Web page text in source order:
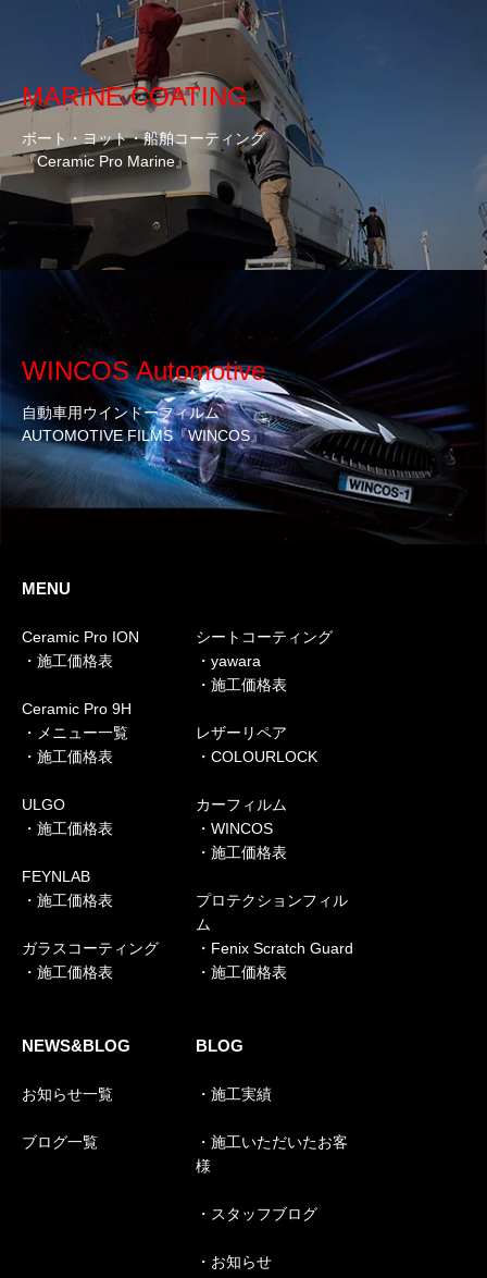
MARINE COATING
ボート・ヨット・船舶コーティング
『Ceramic Pro Marine』
WINCOS Automotive
自動車用ウインドーフィルム
AUTOMOTIVE FILMS『WINCOS』
MENU
Ceramic Pro ION
・施工価格表
Ceramic Pro 9H
・メニュー一覧
・施工価格表
ULGO
・施工価格表
FEYNLAB
・施工価格表
ガラスコーティング
・施工価格表
シートコーティング
・yawara
・施工価格表
レザーリペア
・COLOURLOCK
カーフィルム
・WINCOS
・施工価格表
プロテクションフィル
ム
・Fenix Scratch Guard
・施工価格表
NEWS&BLOG
お知らせ一覧
ブログ一覧
BLOG
・施工実績
・施工いただいたお客
様
・スタッフブログ
・お知らせ